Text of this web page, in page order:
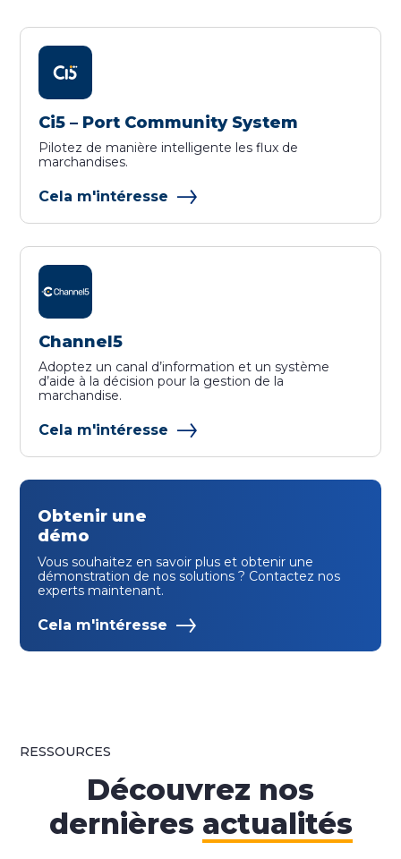
Ci5 – Port Community System
Pilotez de manière intelligente les flux de
marchandises.
Cela m'intéresse
Channel5
Adoptez un canal d’information et un système
d’aide à la décision pour la gestion de la
marchandise.
Cela m'intéresse
Obtenir une
démo
Vous souhaitez en savoir plus et obtenir une
démonstration de nos solutions ? Contactez nos
experts maintenant.
Cela m'intéresse
RESSOURCES
Découvrez nos
dernières actualités